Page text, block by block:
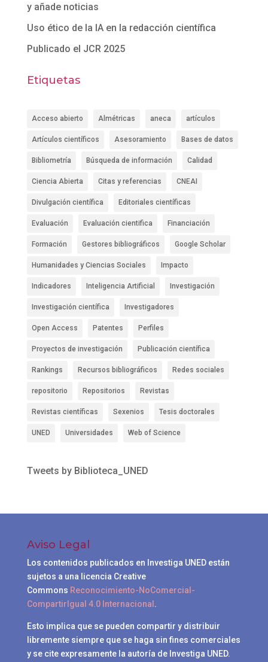
y añade noticias
Uso ético de la IA en la redacción científica
Publicado el JCR 2025
Etiquetas
Acceso abierto Almétricas aneca artículos
Artículos científicos Asesoramiento Bases de datos
Bibliometría Búsqueda de información Calidad
Ciencia Abierta Citas y referencias CNEAI
Divulgación científica Editoriales científicas
Evaluación Evaluación cientifica Financiación
Formación Gestores bibliográficos Google Scholar
Humanidades y Ciencias Sociales Impacto
Indicadores Inteligencia Artificial Investigación
Investigación científica Investigadores
Open Access Patentes Perfiles
Proyectos de investigación Publicación científica
Rankings Recursos bibliográficos Redes sociales
repositorio Repositorios Revistas
Revistas científicas Sexenios Tesis doctorales
UNED Universidades Web of Science
Tweets by Biblioteca_UNED
Aviso Legal
Los contenidos publicados en Investiga UNED están
sujetos a una licencia Creative
Commons Reconocimiento-NoComercial-
CompartirIgual 4.0 Internacional .
Esto implica que se pueden compartir y distribuir
libremente siempre que se haga sin fines comerciales
y se cite expresamente la autoría de Investiga UNED.